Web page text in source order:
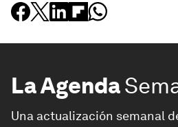
La Agenda
Una actualización semanal